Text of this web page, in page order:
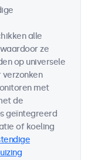
alle
ze
op universele
verzonken
met
de
geïntegreerd
of koeling